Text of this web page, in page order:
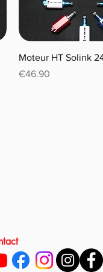
Moteur HT Solink
Price
€46.90